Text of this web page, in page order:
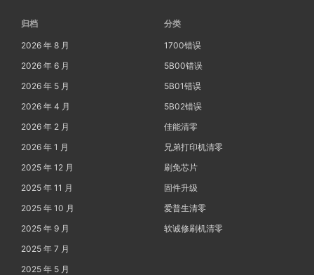
归档
2026 年 8 月
2026 年 6 月
2026 年 5 月
2026 年 4 月
2026 年 2 月
2026 年 1 月
2025 年 12 月
2025 年 11 月
2025 年 10 月
2025 年 9 月
2025 年 7 月
2025 年 5 月
分类
1700错误
5B00错误
5B01错误
5B02错误
佳能清零
兄弟打印机清零
刷免芯片
固件升级
爱普生清零
软诚修刷机清零